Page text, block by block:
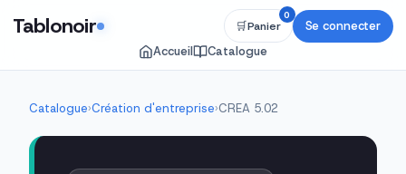
Tablonoir
Accueil Catalogue
🛒Panier
0
Se connecter
Catalogue›Création d'entreprise›CREA 5.02